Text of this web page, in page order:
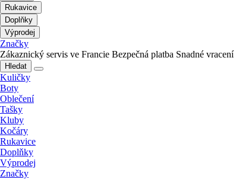
Rukavice
Doplňky
Výprodej
Značky
Zákaznický servis ve Francie Bezpečná platba Snadné vracení
Hledat
Kuličky
Boty
Oblečení
Tašky
Kluby
Kočáry
Rukavice
Doplňky
Výprodej
Značky